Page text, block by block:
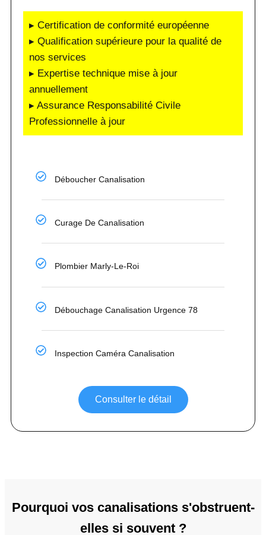
▸ Certification de conformité européenne
▸ Qualification supérieure pour la qualité de
nos services
▸ Expertise technique mise à jour
annuellement
▸ Assurance Responsabilité Civile
Professionnelle à jour
Déboucher Canalisation
Curage De Canalisation
Plombier Marly-Le-Roi
Débouchage Canalisation Urgence 78
Inspection Caméra Canalisation
Consulter le détail
Pourquoi vos canalisations s'obstruent-
elles si souvent ?